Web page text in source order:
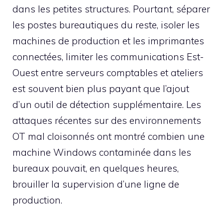
dans les petites structures. Pourtant, séparer
les postes bureautiques du reste, isoler les
machines de production et les imprimantes
connectées, limiter les communications Est-
Ouest entre serveurs comptables et ateliers
est souvent bien plus payant que l’ajout
d’un outil de détection supplémentaire. Les
attaques récentes sur des environnements
OT mal cloisonnés ont montré combien une
machine Windows contaminée dans les
bureaux pouvait, en quelques heures,
brouiller la supervision d’une ligne de
production.